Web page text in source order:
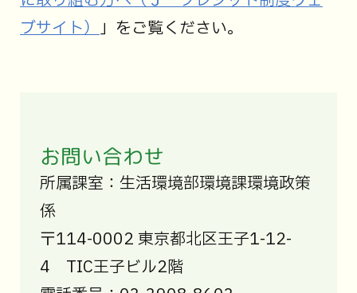
ブサイト）」をご覧ください。
お問い合わせ
所属課室：生活環境部環境課環境政策
係
〒114-0002 東京都北区王子1-12-
4 TIC王子ビル2階